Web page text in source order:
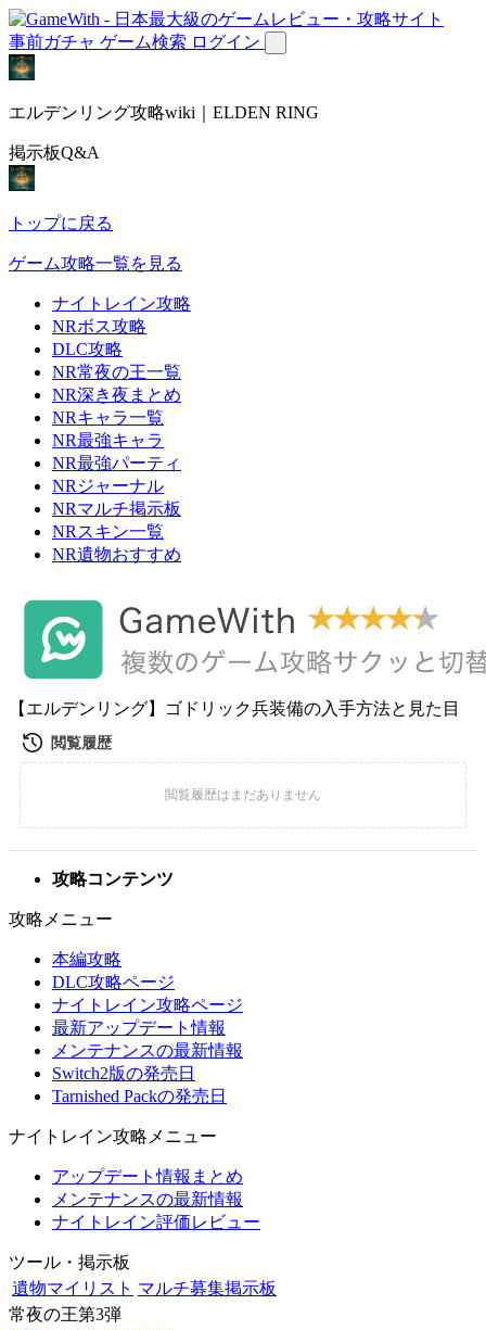
事前ガチャ ゲーム検索 ログイン
エルデンリング攻略wiki｜ELDEN RING
掲示板Q&A
トップに戻る
ゲーム攻略一覧を見る
ナイトレイン攻略
NRボス攻略
DLC攻略
NR常夜の王一覧
NR深き夜まとめ
NRキャラ一覧
NR最強キャラ
NR最強パーティ
NRジャーナル
NRマルチ掲示板
NRスキン一覧
NR遺物おすすめ
【エルデンリング】ゴドリック兵装備の入手方法と見た目
攻略コンテンツ
攻略メニュー
本編攻略
DLC攻略ページ
ナイトレイン攻略ページ
最新アップデート情報
メンテナンスの最新情報
Switch2版の発売日
Tarnished Packの発売日
ナイトレイン攻略メニュー
アップデート情報まとめ
メンテナンスの最新情報
ナイトレイン評価レビュー
ツール・掲示板
遺物マイリスト マルチ募集掲示板
常夜の王第3弾